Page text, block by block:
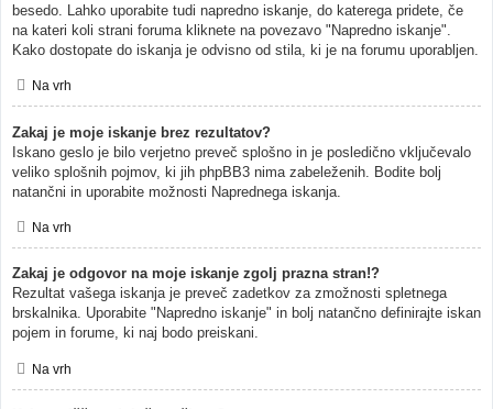
besedo. Lahko uporabite tudi napredno iskanje, do katerega pridete, če
na kateri koli strani foruma kliknete na povezavo "Napredno iskanje".
Kako dostopate do iskanja je odvisno od stila, ki je na forumu uporabljen.
Na vrh
Zakaj je moje iskanje brez rezultatov?
Iskano geslo je bilo verjetno preveč splošno in je posledično vključevalo
veliko splošnih pojmov, ki jih phpBB3 nima zabeleženih. Bodite bolj
natančni in uporabite možnosti Naprednega iskanja.
Na vrh
Zakaj je odgovor na moje iskanje zgolj prazna stran!?
Rezultat vašega iskanja je preveč zadetkov za zmožnosti spletnega
brskalnika. Uporabite "Napredno iskanje" in bolj natančno definirajte iskan
pojem in forume, ki naj bodo preiskani.
Na vrh